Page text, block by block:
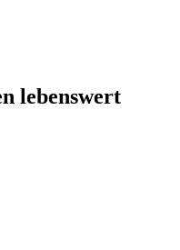
lebenswert